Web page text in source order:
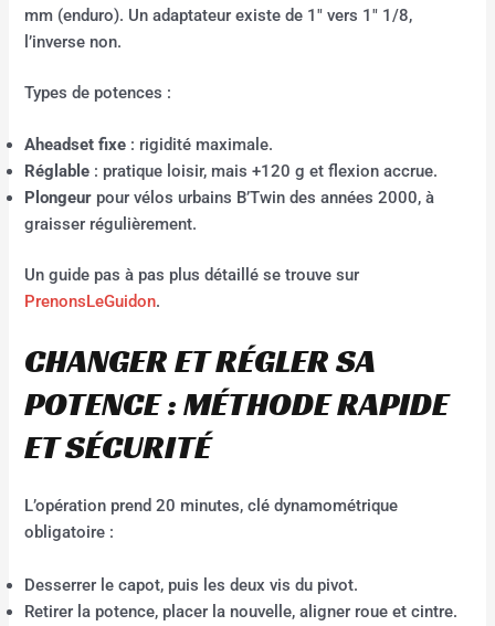
mm (enduro). Un adaptateur existe de 1″ vers 1″ 1/8,
l’inverse non.
Types de potences :
Aheadset fixe : rigidité maximale.
Réglable : pratique loisir, mais +120 g et flexion accrue.
Plongeur pour vélos urbains B’Twin des années 2000, à
graisser régulièrement.
Un guide pas à pas plus détaillé se trouve sur
PrenonsLeGuidon.
CHANGER ET RÉGLER SA
POTENCE : MÉTHODE RAPIDE
ET SÉCURITÉ
L’opération prend 20 minutes, clé dynamométrique
obligatoire :
Desserrer le capot, puis les deux vis du pivot.
Retirer la potence, placer la nouvelle, aligner roue et cintre.